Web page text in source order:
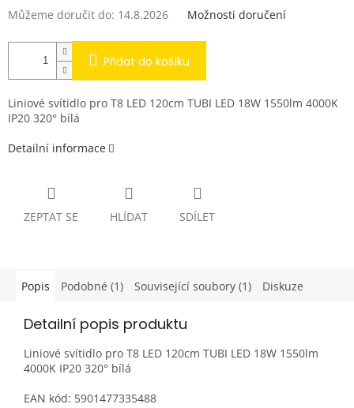
Můžeme doručit do: 14.8.2026 Možnosti doručení
Přidat do košíku
Liniové svítidlo pro T8 LED 120cm TUBI LED 18W 1550lm 4000K
IP20 320° bílá
Detailní informace
ZEPTAT SE HLÍDAT SDÍLET
Popis Podobné (1) Související soubory (1) Diskuze
Detailní popis produktu
Liniové svítidlo pro T8 LED 120cm TUBI LED 18W 1550lm
4000K IP20 320° bílá
EAN kód: 5901477335488